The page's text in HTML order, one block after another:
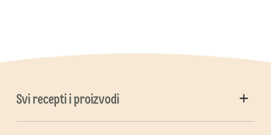
Svi recepti i proizvodi